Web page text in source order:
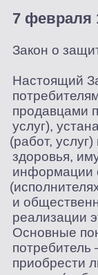
7
Закон о
Настоящий
продавцами
услуг),
(работ,
здоровья,
информации
(
и
реализации
Основные
приобрести